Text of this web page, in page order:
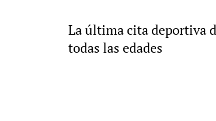
La última cita deportiva
todas las edades